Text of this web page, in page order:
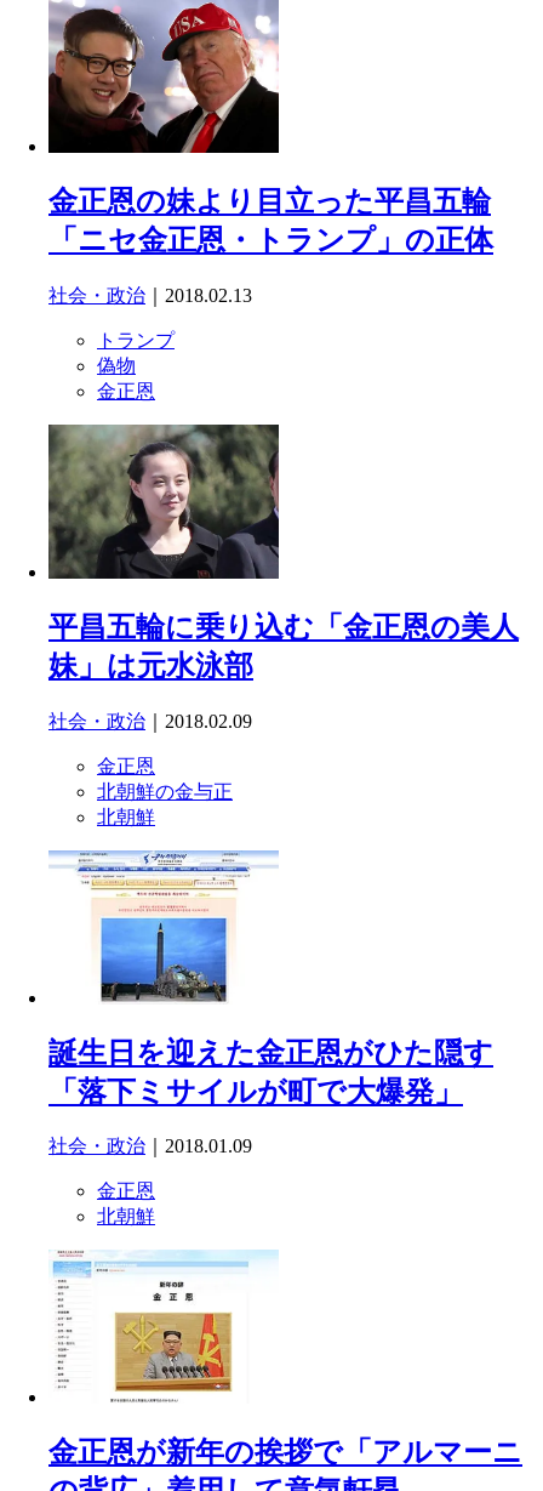
金正恩の妹より目立った平昌五輪
「ニセ金正恩・トランプ」の正体
社会・政治 ｜2018.02.13
トランプ
偽物
金正恩
平昌五輪に乗り込む「金正恩の美人
妹」は元水泳部
社会・政治 ｜2018.02.09
金正恩
北朝鮮の金与正
北朝鮮
誕生日を迎えた金正恩がひた隠す
「落下ミサイルが町で大爆発」
社会・政治 ｜2018.01.09
金正恩
北朝鮮
金正恩が新年の挨拶で「アルマーニ